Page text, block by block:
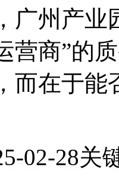
广州产业
营商”的
而在于能
02-28关